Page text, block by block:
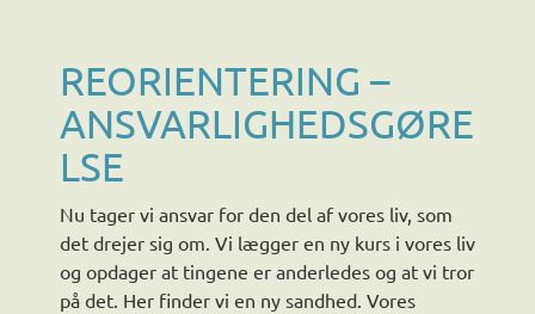
REORIENTERING –
ANSVARLIGHEDSGØRE
LSE
Nu tager vi ansvar for den del af vores liv, som
det drejer sig om. Vi lægger en ny kurs i vores liv
og opdager at tingene er anderledes og at vi tror
på det. Her finder vi en ny sandhed. Vores